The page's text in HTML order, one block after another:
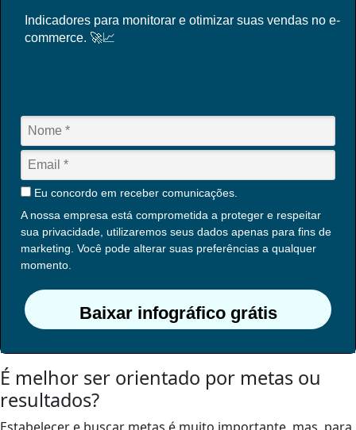
Indicadores para monitorar e otimizar suas vendas no e-
commerce. 🚀📈
Eu concordo em receber comunicações.
A nossa empresa está comprometida a proteger e respeitar
sua privacidade, utilizaremos seus dados apenas para fins de
marketing. Você pode alterar suas preferências a qualquer
momento.
Baixar infográfico grátis
É melhor ser orientado por metas ou
resultados?